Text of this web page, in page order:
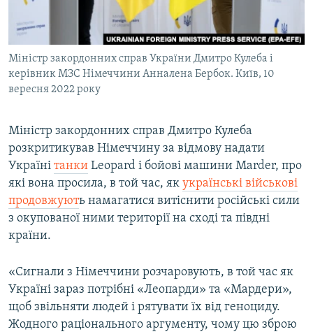
КРИМ РЕАЛІЇ
РУС
УКР
КТАТ
ДОЛУЧАЙСЯ!
Усі сайти RFE/RL
Міністр закордонних справ України Дмитро Кулеба і
керівник МЗС Німеччини Анналена Бербок. Київ, 10
вересня 2022 року
Міністр закордонних справ Дмитро Кулеба
розкритикував Німеччину за відмову надати
Україні танки Leopard і бойові машини Marder, про
які вона просила, в той час, як українські військові
продовжують намагатися витіснити російські сили
з окупованої ними території на сході та півдні
країни.
«Сигнали з Німеччини розчаровують, в той час як
Україні зараз потрібні «Леопарди» та «Мардери»,
щоб звільняти людей і рятувати їх від геноциду.
Жодного раціонального аргументу, чому цю зброю